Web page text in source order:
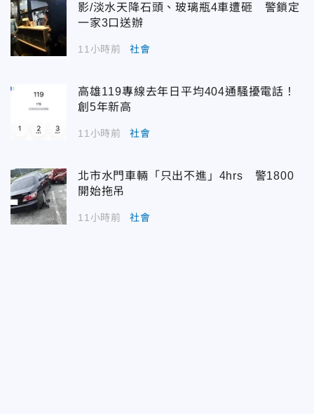
影/淡水天降石頭、玻璃瓶4車遭砸 警鎖定
一家3口送辦
11小時前 社會
高雄119專線去年日平均404通騷擾電話！
創5年新高
11小時前 社會
北市水門車輛「只出不進」4hrs 警1800
開始拖吊
11小時前 社會